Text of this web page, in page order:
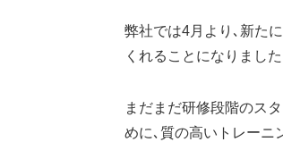
弊社では4月より､新た
くれることになりました
まだまだ研修段階のス
めに､質の高いトレーニ